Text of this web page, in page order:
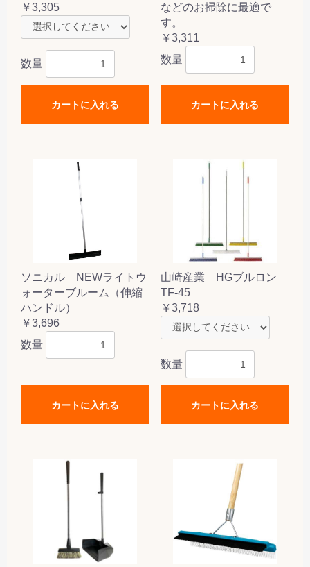
￥3,305
数量
カートに入れる
などのお掃除に最適で
す。
￥3,311
数量
カートに入れる
ソニカル NEWライトウ
ォーターブルーム（伸縮
ハンドル）
￥3,696
数量
カートに入れる
山崎産業 HGブルロン
TF-45
￥3,718
数量
カートに入れる